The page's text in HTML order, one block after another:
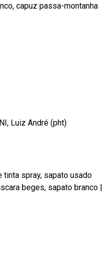
capuz passa-montanha
Luiz André (pht)
tinta spray, sapato usado
beges, sapato branco